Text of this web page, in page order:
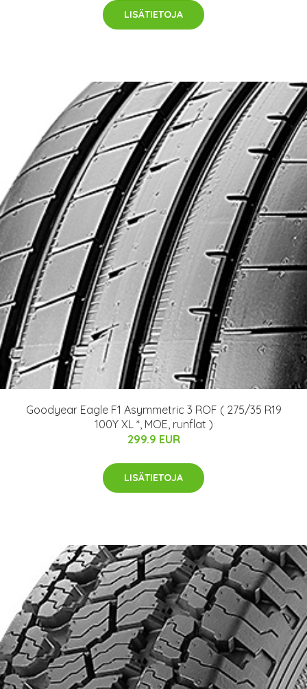
LISÄTIETOJA
Goodyear Eagle F1 Asymmetric 3 ROF ( 275/35 R19
100Y XL *, MOE, runflat )
299.9 EUR
LISÄTIETOJA